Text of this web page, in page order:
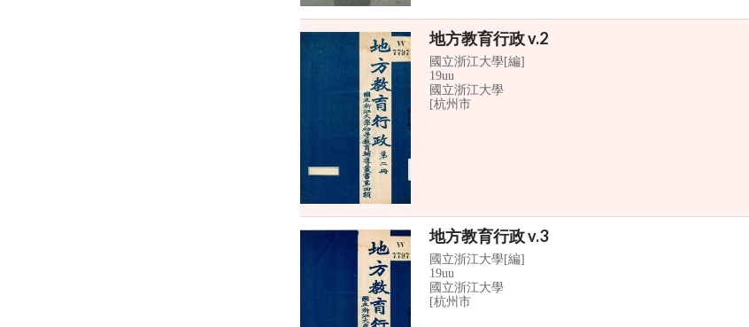
地方教育行政 v.2
國立浙江大學[編]
19uu
國立浙江大學
[杭州市
地方教育行政 v.3
國立浙江大學[編]
19uu
國立浙江大學
[杭州市